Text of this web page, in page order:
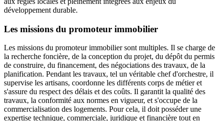
développement durable.
Les missions du promoteur immobilier
Les missions du promoteur immobilier sont multiples. Il se charge de
la recherche foncière, de la conception du projet, du dépôt du permis
de construire, du financement, des négociations des travaux, de la
planification. Pendant les travaux, tel un véritable chef d'orchestre, il
supervise les artisans, coordonne les différents corps de métier et
s'assure du respect des délais et des coûts. Il garantit la qualité des
travaux, la conformité aux normes en vigueur, et s'occupe de la
commercialisation des logements. Pour cela, il doit posséder une
expertise technique, commerciale, juridique et financière tout en